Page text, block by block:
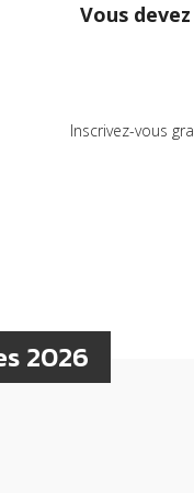
Vous
Inscrivez-vous
2026